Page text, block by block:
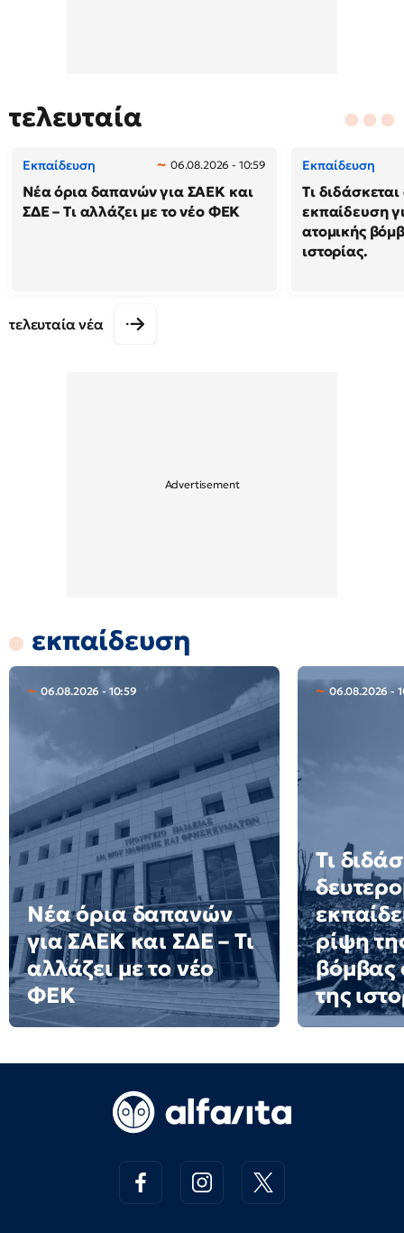
τελευταία
Εκπαίδευση 06.08.2026 - 10:59
Νέα όρια δαπανών για ΣΑΕΚ και
ΣΔΕ – Τι αλλάζει με το νέο ΦΕΚ
Εκπαίδευση
Τι
εκπαίδευση
ατομικής
ιστορίας.
τελευταία νέα
εκπαίδευση
06.08.2026 - 10:59
Νέα όρια δαπανών
για ΣΑΕΚ και ΣΔΕ – Τι
αλλάζει με το νέο
ΦΕΚ
06.08.2026 -
Τι
ρίψη
βόμβας
της